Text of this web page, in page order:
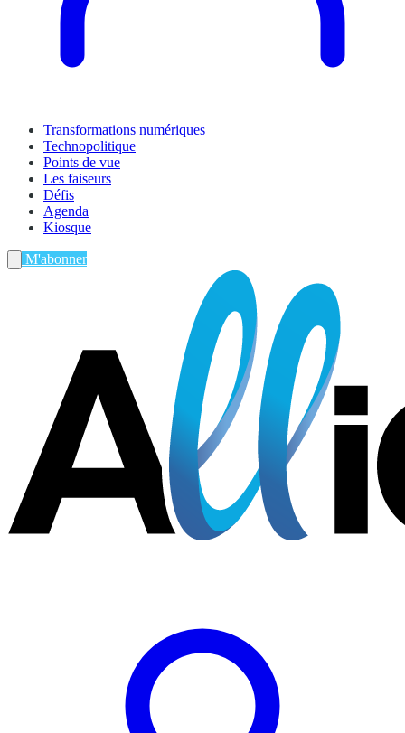
Transformations numériques
Technopolitique
Points de vue
Les faiseurs
Défis
Agenda
Kiosque
M'abonner